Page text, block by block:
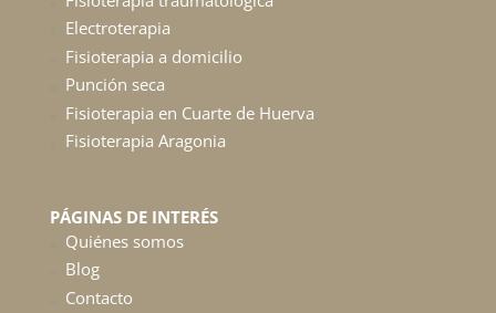
Electroterapia
Fisioterapia a domicilio
Punción seca
Fisioterapia en Cuarte de Huerva
Fisioterapia Aragonia
PÁGINAS DE INTERÉS
Quiénes somos
Blog
Contacto